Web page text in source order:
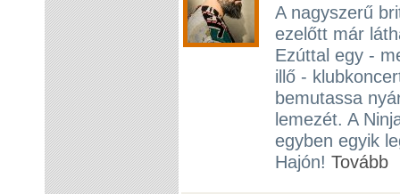
A nagyszerű
ezelőtt már
Ezúttal egy -
illő -
bemutassa
lemezét. A
egyben egyik
Hajón! Tovább